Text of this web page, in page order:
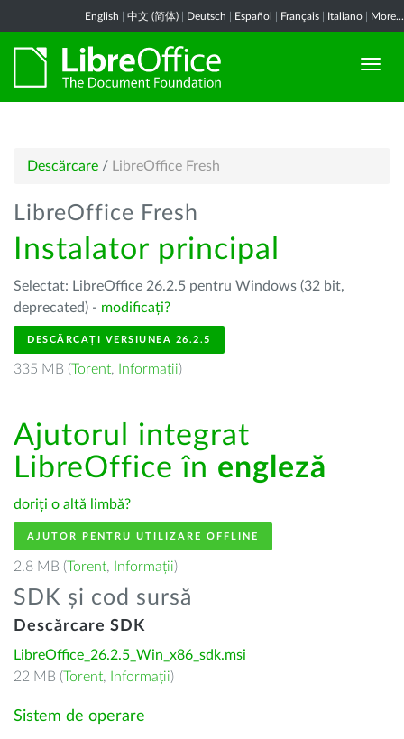
English 中文 (简体) Deutsch Español Français Italiano More...
Descărcare / LibreOffice Fresh
LibreOffice Fresh
Instalator principal
Selectat: LibreOffice 26.2.5 pentru Windows (32 bit,
deprecated) - modificați?
DESCĂRCAȚI VERSIUNEA 26.2.5
335 MB (Torent, Informații)
Ajutorul integrat
LibreOffice în engleză
doriți o altă limbă?
AJUTOR PENTRU UTILIZARE OFFLINE
2.8 MB (Torent, Informații)
SDK și cod sursă
Descărcare SDK
LibreOffice_26.2.5_Win_x86_sdk.msi
22 MB (Torent, Informații)
Sistem de operare